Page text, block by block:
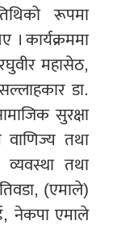
रूपमा
। कार्यक्रममा
महासेठ,
डा.
सुरक्षा
वाणिज्य तथा
व्यवस्था तथा
(एमाले)
नेकपा एमाले